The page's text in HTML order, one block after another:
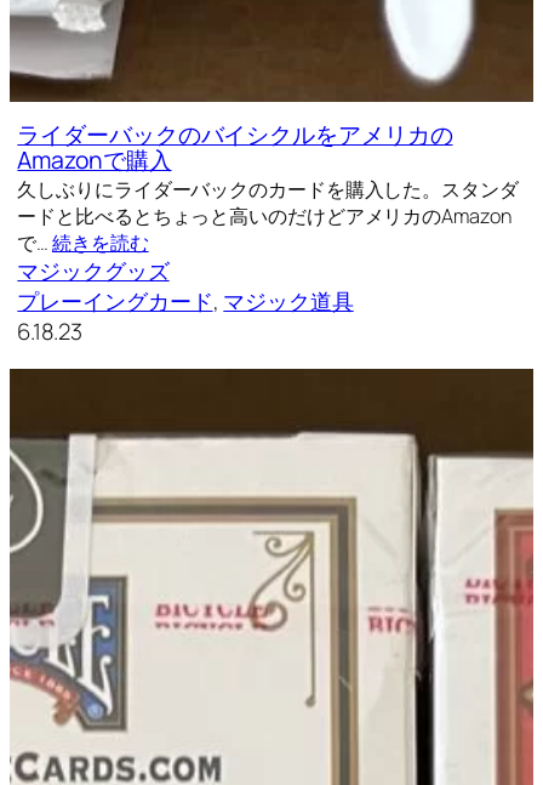
ライダーバックのバイシクルをアメリカの
Amazonで購入
久しぶりにライダーバックのカードを購入した。スタンダ
ードと比べるとちょっと高いのだけどアメリカのAmazon
で…続きを読む
マジックグッズ
プレーイングカード, マジック道具
6.18.23